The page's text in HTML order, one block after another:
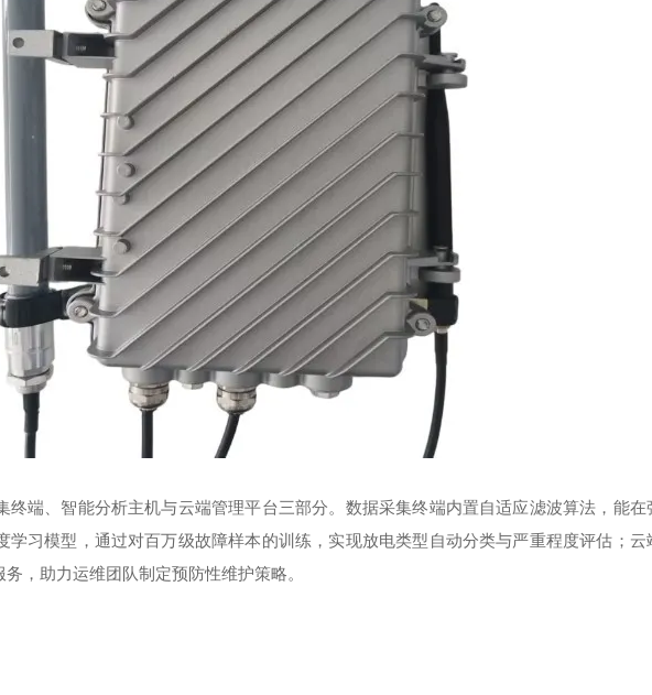
终端、智能分析主机与云端管理平台三部分。数据采集终端内置自适应滤波算法，能在
学习模型，通过对百万级故障样本的训练，实现放电类型自动分类与严重程度评估；云
，助力运维团队制定预防性维护策略。